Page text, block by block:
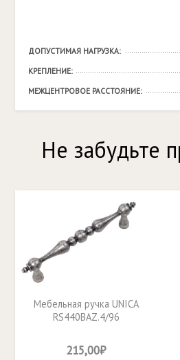
ДОПУСТИМАЯ НАГРУЗКА:
КРЕПЛЕНИЕ:
МЕЖЦЕНТРОВОЕ РАССТОЯНИЕ:
Не забудьте
Мебельная ручка UNICA
RS440BAZ.4/96
215,00₽